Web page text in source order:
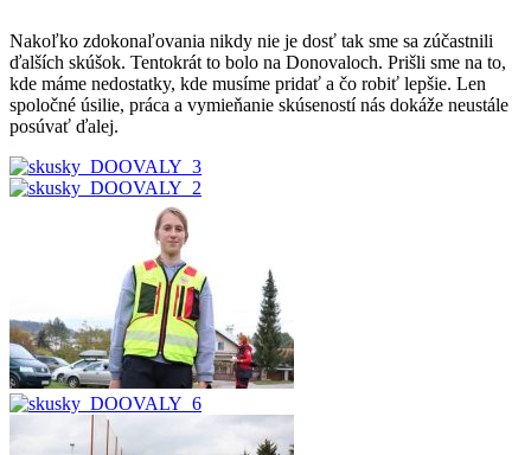
Nakoľko zdokonaľovania nikdy nie je dosť tak sme sa zúčastnili
ďalších skúšok. Tentokrát to bolo na Donovaloch. Prišli sme na to,
kde máme nedostatky, kde musíme pridať a čo robiť lepšie. Len
spoločné úsilie, práca a vymieňanie skúseností nás dokáže neustále
posúvať ďalej.